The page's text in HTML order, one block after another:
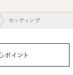
セッティング
ポイント